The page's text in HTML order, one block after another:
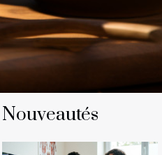
Nouveautés